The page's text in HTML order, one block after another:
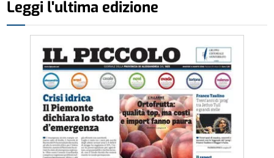
Leggi l'ultima edizione